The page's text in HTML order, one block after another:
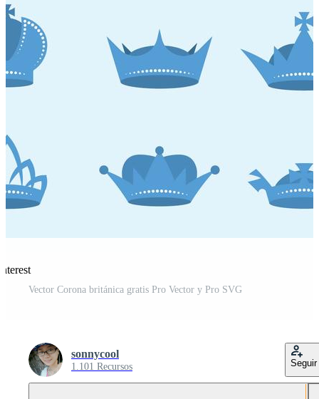
Vector Corona británica gratis Pro Vector y Pro SVG
sonnycool
1.101 Recursos Seguir